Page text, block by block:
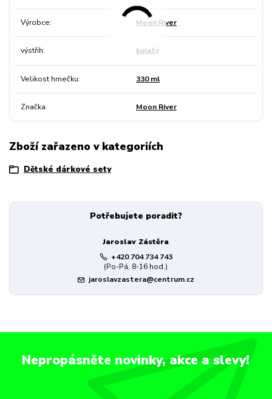
Výrobce Moon River
výstřih kulatý
Velikost hrnečku 330 ml
Značka Moon River
Zboží zařazeno v kategoriích
Dětské dárkové sety
Potřebujete poradit?
Jaroslav Zástěra
+420 704 734 743
(Po-Pá, 8-16 hod.)
jaroslavzastera@centrum.cz
Nepropásněte novinky, akce a slevy!